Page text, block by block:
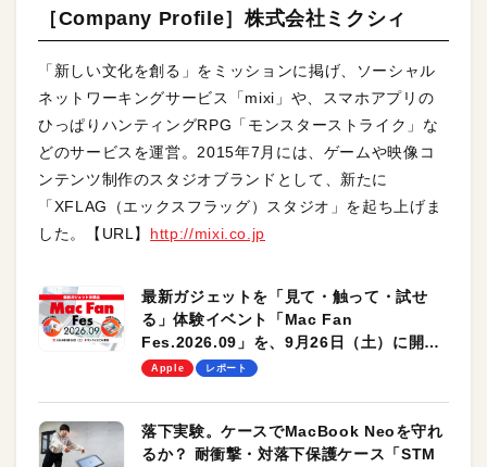
［Company Profile］株式会社ミクシィ
「新しい文化を創る」をミッションに掲げ、ソーシャル
ネットワーキングサービス「mixi」や、スマホアプリの
ひっぱりハンティングRPG「モンスターストライク」な
どのサービスを運営。2015年7月には、ゲームや映像コ
ンテンツ制作のスタジオブランドとして、新たに
「XFLAG（エックスフラッグ）スタジオ」を起ち上げま
した。【URL】 http://mixi.co.jp
最新ガジェットを「見て・触って・試せ
る」体験イベント「Mac Fan
Fes.2026.09」を、9月26日（土）に開催
します！
Apple レポート
落下実験。ケースでMacBook Neoを守れ
るか？ 耐衝撃・対落下保護ケース「STM